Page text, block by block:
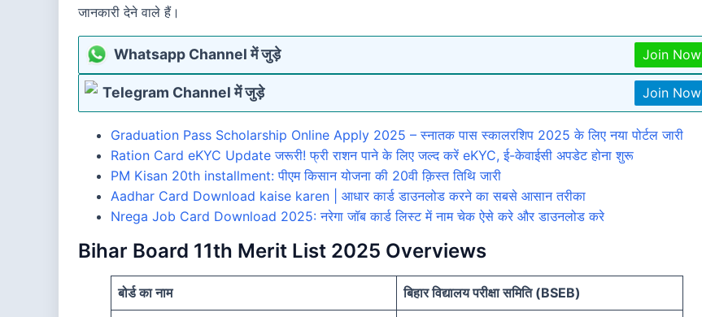
जानकारी देने वाले हैं।
Whatsapp Channel में जुड़े Join Now
Telegram Channel में जुड़े Join Now
Graduation Pass Scholarship Online Apply 2025 – स्नातक पास स्कालरशिप 2025 के लिए नया पोर्टल जारी
Ration Card eKYC Update जरूरी! फ्री राशन पाने के लिए जल्द करें eKYC, ई-केवाईसी अपडेट होना शुरू
PM Kisan 20th installment: पीएम किसान योजना की 20वी क़िस्त तिथि जारी
Aadhar Card Download kaise karen | आधार कार्ड डाउनलोड करने का सबसे आसान तरीका
Nrega Job Card Download 2025: नरेगा जॉब कार्ड लिस्ट में नाम चेक ऐसे करे और डाउनलोड करे
Bihar Board 11th Merit List 2025 Overviews
बोर्ड का नाम बिहार विद्यालय परीक्षा समिति (BSEB)